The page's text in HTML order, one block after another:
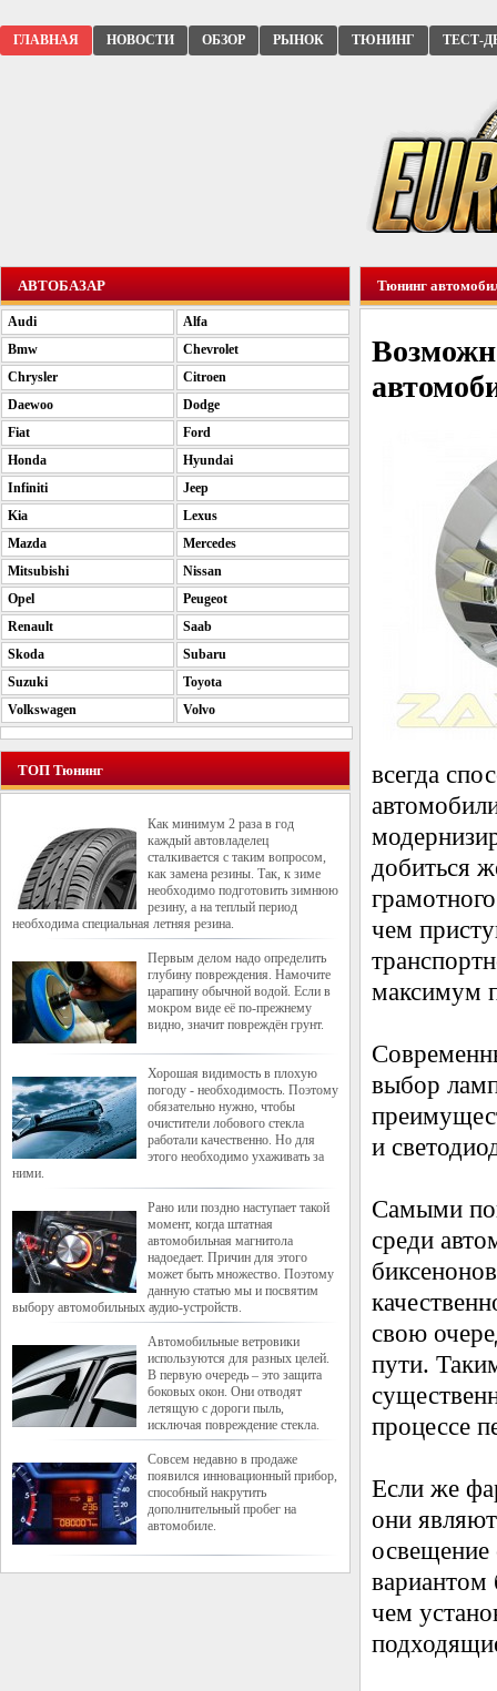
ГЛАВНАЯ НОВОСТИ ОБЗОР РЫНОК ТЮНИНГ ТЕСТ-
Тюнинг
всегда
добиться
чем
максимум
выбор
и
Самыми
среди
свою
пути.
процессе
Если же
они
освещение
вариантом
чем
АВТОБАЗАР
Audi
Alfa
Bmw
Chevrolet
Chrysler
Citroen
Daewoo
Dodge
Fiat
Ford
Honda
Hyundai
Infiniti
Jeep
Kia
Lexus
Mazda
Mercedes
Mitsubishi
Nissan
Opel
Peugeot
Renault
Saab
Skoda
Subaru
Suzuki
Toyota
Volkswagen
Volvo
ТОП Тюнинг
Как минимум 2 раза в год
каждый автовладелец
сталкивается с таким вопросом,
как замена резины. Так, к зиме
необходимо подготовить зимнюю
резину, а на теплый период
необходима специальная летняя резина.
Первым делом надо определить
глубину повреждения. Намочите
царапину обычной водой. Если в
мокром виде её по-прежнему
видно, значит повреждён грунт.
Хорошая видимость в плохую
погоду - необходимость. Поэтому
обязательно нужно, чтобы
очистители лобового стекла
работали качественно. Но для
этого необходимо ухаживать за
ними.
Рано или поздно наступает такой
момент, когда штатная
автомобильная магнитола
надоедает. Причин для этого
может быть множество. Поэтому
данную статью мы и посвятим
выбору автомобильных аудио-устройств.
Автомобильные ветровики
используются для разных целей.
В первую очередь – это защита
боковых окон. Они отводят
летящую с дороги пыль,
исключая повреждение стекла.
Совсем недавно в продаже
появился инновационный прибор,
способный накрутить
дополнительный пробег на
автомобиле.